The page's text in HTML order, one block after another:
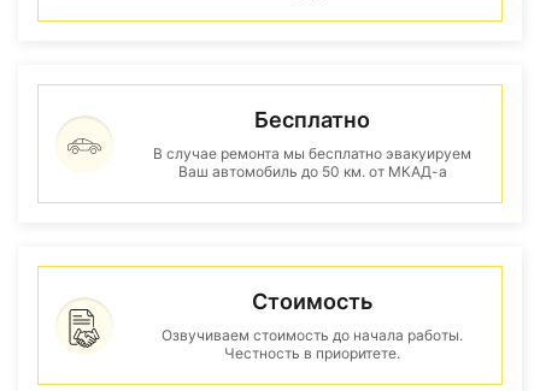
Бесплатно
В случае ремонта мы бесплатно эвакуируем
Ваш автомобиль до 50 км. от МКАД-а
Стоимость
Озвучиваем стоимость до начала работы.
Честность в приоритете.